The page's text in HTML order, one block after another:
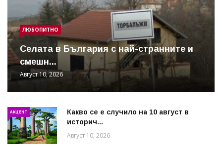
ЛЮБОПИТНО
Cелата в България с най-странните и
смешн...
Август 10, 2026
АКЦЕНТ
Какво се е случило на 10 август в
историч...
Август 10, 2026